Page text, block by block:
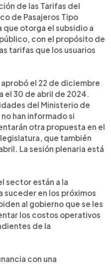
de las Tarifas del
de Pasajeros Tipo
que otorga el subsidio a
con el propósito de
tarifas que los usuarios
el 22 de diciembre
el 30 de abril de 2024.
del Ministerio de
han informado si
otra propuesta en el
que también
La sesión plenaria está
sector están a la
en los próximos
al gobierno que se les
los costos operativos
de la
con una